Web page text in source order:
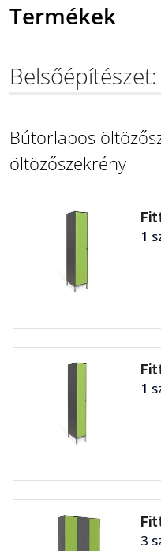
Termékek
Belsőépítészet:
Bútorlapos
öltözőszekrény
1
1
3